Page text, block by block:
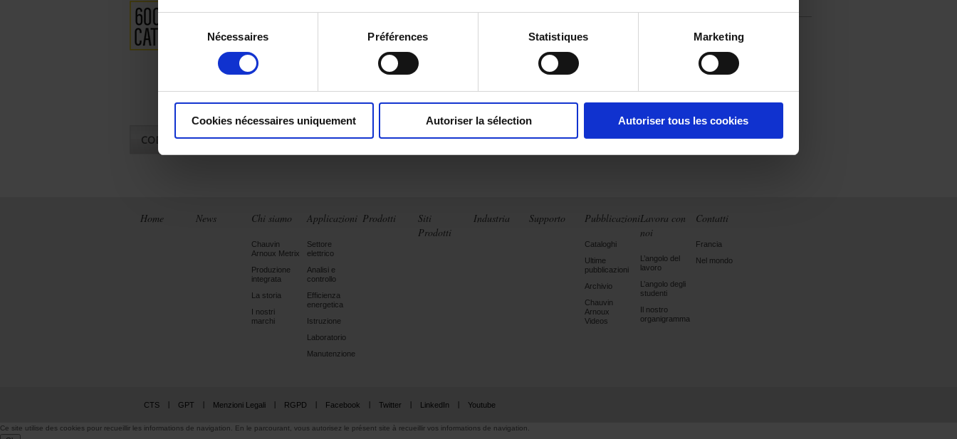
consentement
Nécessaires Préférences Statistiques Marketing
Cookies nécessaires uniquement Autoriser la sélection Autoriser tous les cookies
Funzioni: Hold, Auto Hold, Min, Max, Peak, Δ-Zero
CODICI
Home News Chi siamo
Chauvin
Arnoux Metrix
Produzione
integrata
La storia
I nostri
marchi
Applicazioni
Settore
elettrico
Analisi e
controllo
Efficienza
energetica
Istruzione
Laboratorio
Manutenzione
Prodotti
Siti
Prodotti
Industria Supporto Pubblicazioni
Cataloghi
Ultime
pubblicazioni
Archivio
Chauvin
Arnoux
Videos
Lavora con
noi
L’angolo del
lavoro
L’angolo degli
studenti
Il nostro
organigramma
Contatti
Francia
Nel mondo
CTS GPT Menzioni Legali RGPD Facebook Twitter LinkedIn Youtube
Ce site utilise des cookies pour recueillir les informations de navigation. En le parcourant, vous autorisez le présent site à recueillir vos informations de navigation.